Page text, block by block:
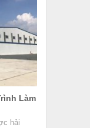
Làm
hải